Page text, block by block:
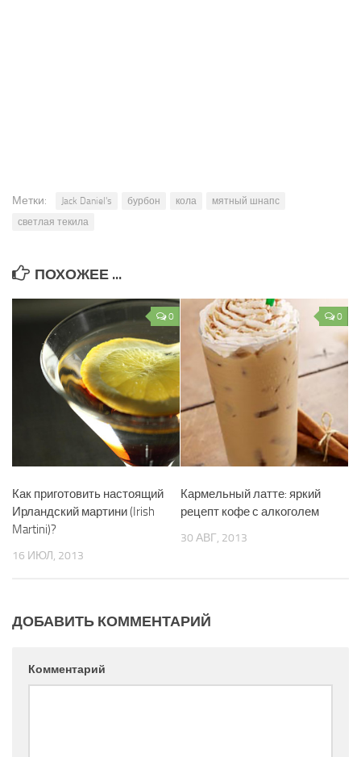
Метки: Jack Daniel's бурбон кола
мятный шнапс
светлая текила
ПОХОЖЕЕ ...
0
Как приготовить настоящий
Ирландский мартини (Irish
Martini)?
16 ИЮЛ, 2013
0
Кармельный латте: яркий
рецепт кофе с алкоголем
30 АВГ, 2013
ДОБАВИТЬ КОММЕНТАРИЙ
Комментарий